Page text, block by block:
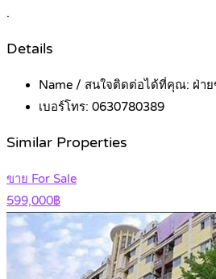
.
Details
Name / สนใจติดต่อได้ที่คุณ: ฝ่า
เบอร์โทร: 0630780389
Similar Properties
ขาย For Sale
599,000฿